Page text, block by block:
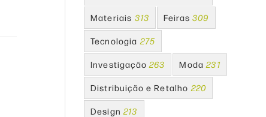
Materiais 313 Feiras 309
Tecnologia 275
Investigação 263 Moda 231
Distribuição e Retalho 220
Design 213